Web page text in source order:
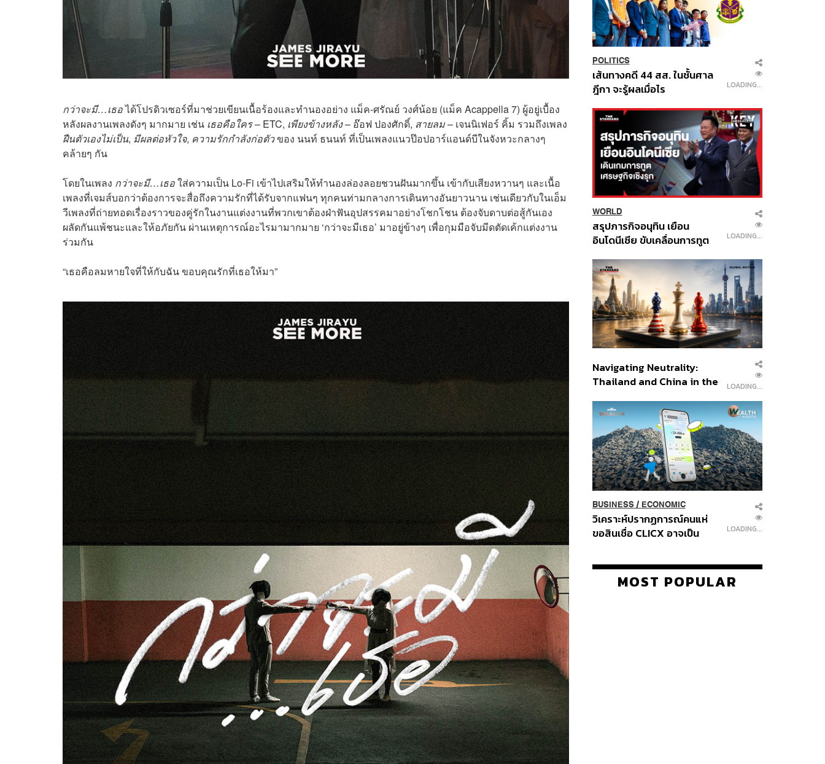
กว่าจะมี…เธอได้โปรดิวเซอร์ที่มาช่วยเขียนเนื้อร้องและทำนองอย่าง แม็ค-ศรัณย์ วงศ์น้อย (แม็ค Acappella 7) ผู้อยู่เบื้อง
หลังผลงานเพลงดังๆ มากมาย เช่น เธอคือใคร– ETC, เพียงข้างหลัง– อ๊อฟ ปองศักดิ์, สายลม– เจนนิเฟอร์ คิ้ม รวมถึงเพลง
ฝืนตัวเองไม่เป็น, มีผลต่อหัวใจ, ความรักกำลังก่อตัวของ นนท์ ธนนท์ ที่เป็นเพลงแนวป๊อปอาร์แอนด์บีในจังหวะกลางๆ
คล้ายๆ กัน
โดยในเพลง กว่าจะมี…เธอใส่ความเป็น Lo-Fi เข้าไปเสริมให้ทำนองล่องลอยชวนฝันมากขึ้น เข้ากับเสียงหวานๆ และเนื้อ
เพลงที่เจมส์บอกว่าต้องการจะสื่อถึงความรักที่ได้รับจากแฟนๆ ทุกคนท่ามกลางการเดินทางอันยาวนาน เช่นเดียวกับในเอ็ม
วีเพลงที่ถ่ายทอดเรื่องราวของคู่รักในงานแต่งงานที่พวกเขาต้องฝ่าฟันอุปสรรคมาอย่างโชกโชน ต้องจับดาบต่อสู้กันเอง
ผลัดกันแพ้ชนะและให้อภัยกัน ผ่านเหตุการณ์อะไรมามากมาย ‘กว่าจะมีเธอ’ มาอยู่ข้างๆ เพื่อกุมมือจับมีดตัดเค้กแต่งงาน
ร่วมกัน
“เธอคือลมหายใจที่ให้กับฉัน ขอบคุณรักที่เธอให้มา”
POLITICS
เส้นทางคดี 44 สส. ในชั้นศาล
ฎีกา จะรู้ผลเมื่อไร
LOADING...
WORLD
สรุปภารกิจอนุทิน เยือน
อินโดนีเซีย ขับเคลื่อนการทูต
ส่วนยุทธศาสตร์ไทย –
อินโดนีเซีย
LOADING...
Navigating Neutrality:
Thailand and China in the
Order
LOADING...
BUSINESS/ ECONOMIC
วิเคราะห์ปรากฏการณ์คนแห่
ขอสินเชื่อ CLICX อาจเป็น
ปัญหาหนี้ครัวเรือนไทยที่ถูกซุก
LOADING...
MOST POPULAR